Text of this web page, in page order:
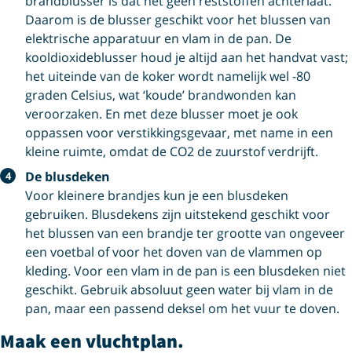
Daarom is de blusser geschikt voor het blussen van
elektrische apparatuur en vlam in de pan. De
kooldioxideblusser houd je altijd aan het handvat vast;
het uiteinde van de koker wordt namelijk wel -80
graden Celsius, wat ‘koude’ brandwonden kan
veroorzaken. En met deze blusser moet je ook
oppassen voor verstikkingsgevaar, met name in een
kleine ruimte, omdat de CO2 de zuurstof verdrijft.
De blusdeken
Voor kleinere brandjes kun je een blusdeken
gebruiken. Blusdekens zijn uitstekend geschikt voor
het blussen van een brandje ter grootte van ongeveer
een voetbal of voor het doven van de vlammen op
kleding. Voor een vlam in de pan is een blusdeken niet
geschikt. Gebruik absoluut geen water bij vlam in de
pan, maar een passend deksel om het vuur te doven.
Maak een vluchtplan.